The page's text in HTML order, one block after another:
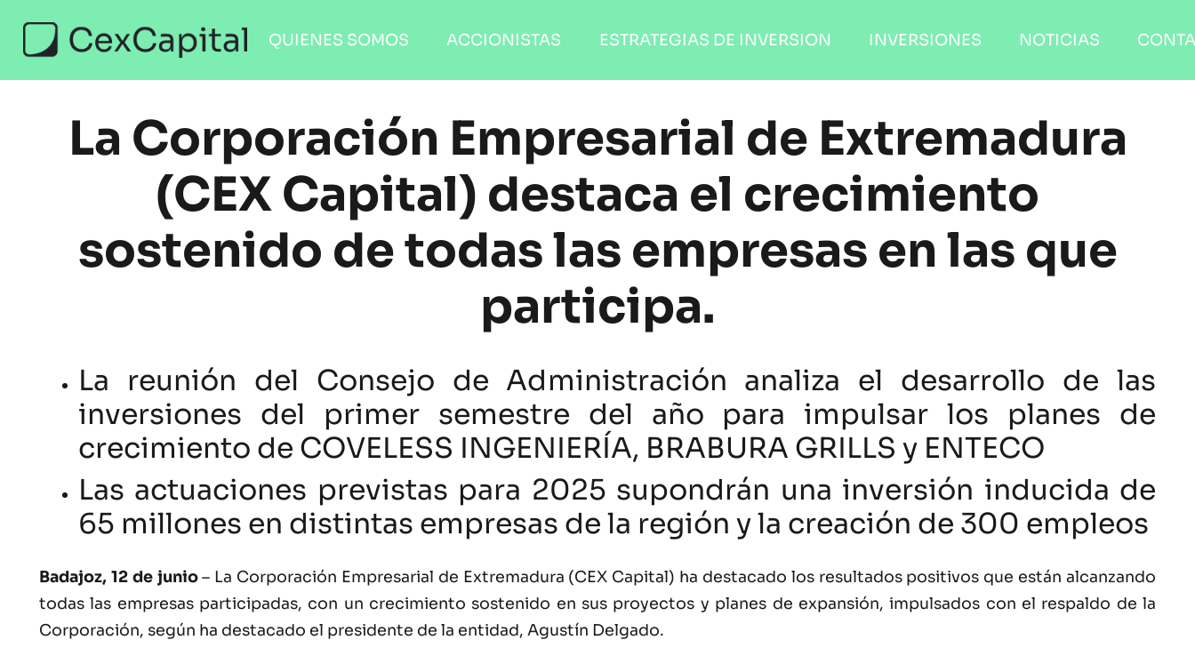
QUIENES SOMOS ACCIONISTAS ESTRATEGIAS DE INVERSION INVERSIONES NOTICIAS
La Corporación Empresarial de Extremadura
(CEX Capital) destaca el crecimiento
sostenido de todas las empresas en las que
participa.
La reunión del Consejo de Administración analiza el desarrollo de las
inversiones del primer semestre del año para impulsar los planes de
crecimiento de COVELESS INGENIERÍA, BRABURA GRILLS y ENTECO
Las actuaciones previstas para 2025 supondrán una inversión inducida de
65 millones en distintas empresas de la región y la creación de 300 empleos
Badajoz, 12 de junio– La Corporación Empresarial de Extremadura (CEX Capital) ha destacado los resultados positivos que están alcanzando
todas las empresas participadas, con un crecimiento sostenido en sus proyectos y planes de expansión, impulsados con el respaldo de la
Corporación, según ha destacado el presidente de la entidad, Agustín Delgado.